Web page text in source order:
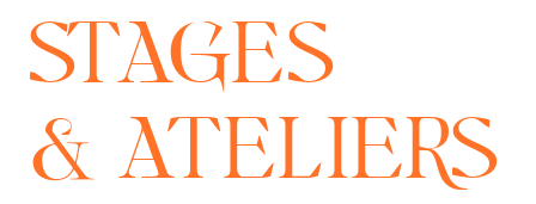
STAGES
& ATELIERS